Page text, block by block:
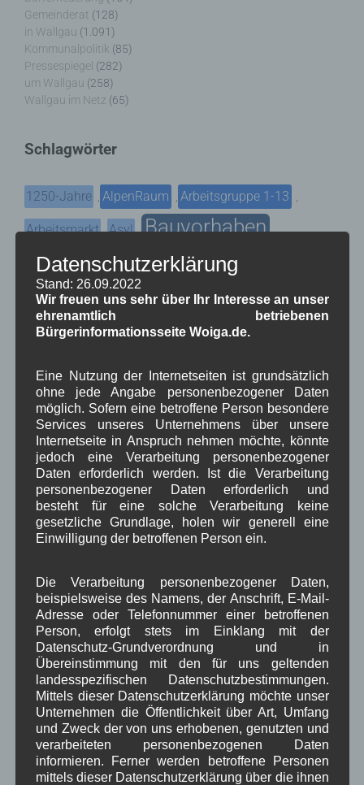
Gemeinderat (128)
in Wallgau (1.091)
Kommunalpolitik (85)
Pressespiegel (282)
um Wallgau (258)
Wallgau im Netz (65)
Schlagwörter
1250-Jahre , AlpenRaum , Arbeitsgruppe 1-13 ,
Arbeitsmarkt ,Asyl , Bauvorhaben ,
Bildergalerie , Brauchtum
Dorferneuerung , Dorfleben ,
Dorfplatz , Energiewende , Fest G7
historische Bilder , Infrastruktur ,Isarkies
Kirche , Kunsthandwerk ,Landwirtschaft
Musik , Natur und Umwelt , Ochsenrennen
Schule , Sport , Tagespflege , Tourismus ,
TV ,Umfrage Veranstaltung , Verkehr ,
Verwaltung , Video ,
Vorstand Dorferneuerung , Woiga.de ,
Zeitung ,Zigarettensteig
Bauernregel im August
August-Donner hat die Kraft, daß er viel Getreide schafft.
Neueste Kommentare
Datenschutzerklärung
Stand: 26.09.2022
Wir freuen uns sehr über Ihr Interesse an unser
ehrenamtlich betriebenen
Bürgerinformationsseite Woiga.de.
Eine Nutzung der Internetseiten ist grundsätzlich
ohne jede Angabe personenbezogener Daten
möglich. Sofern eine betroffene Person besondere
Services unseres Unternehmens über unsere
Internetseite in Anspruch nehmen möchte, könnte
jedoch eine Verarbeitung personenbezogener
Daten erforderlich werden. Ist die Verarbeitung
personenbezogener Daten erforderlich und
besteht für eine solche Verarbeitung keine
gesetzliche Grundlage, holen wir generell eine
Einwilligung der betroffenen Person ein.
Die Verarbeitung personenbezogener Daten,
beispielsweise des Namens, der Anschrift, E-Mail-
Adresse oder Telefonnummer einer betroffenen
Person, erfolgt stets im Einklang mit der
Datenschutz-Grundverordnung und in
Übereinstimmung mit den für uns geltenden
landesspezifischen Datenschutzbestimmungen.
Mittels dieser Datenschutzerklärung möchte unser
Unternehmen die Öffentlichkeit über Art, Umfang
und Zweck der von uns erhobenen, genutzten und
verarbeiteten personenbezogenen Daten
informieren. Ferner werden betroffene Personen
mittels dieser Datenschutzerklärung über die ihnen